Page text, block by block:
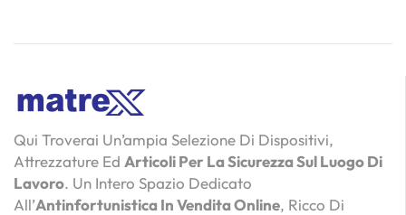
Qui Troverai Un’ampia Selezione Di Dispositivi,
Attrezzature Ed Articoli Per La Sicurezza Sul Luogo Di
Lavoro. Un Intero Spazio Dedicato
All’Antinfortunistica In Vendita Online, Ricco Di